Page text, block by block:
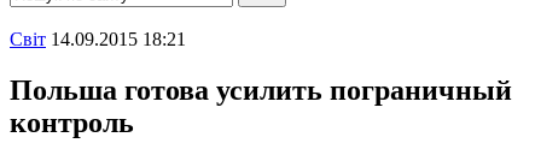
Свiт 14.09.2015 18:21
Польша готова усилить пограничный
контроль